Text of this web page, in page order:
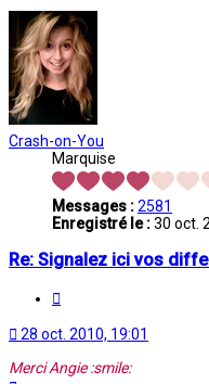
Crash-on-You
Marquise
Messages :2581
Enregistré le :30 oct.
Re: Signalez ici vos
28 oct. 2010, 19:01
Merci Angie :smile: